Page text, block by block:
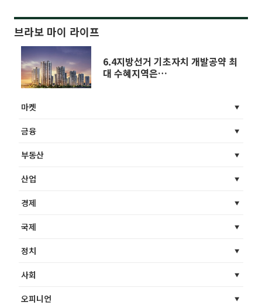
브라보 마이 라이프
6.4지방선거 기초자치 개발공약 최
대 수혜지역은…
마켓
금융
부동산
산업
경제
국제
정치
사회
오피니언